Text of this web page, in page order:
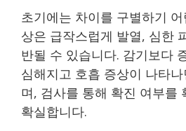
초기에는 차이를 구별하기
상은 급작스럽게 발열, 심한
반될 수 있습니다. 감기보다
심해지고 호흡 증상이 나타
며, 검사를 통해 확진 여부를
확실합니다.